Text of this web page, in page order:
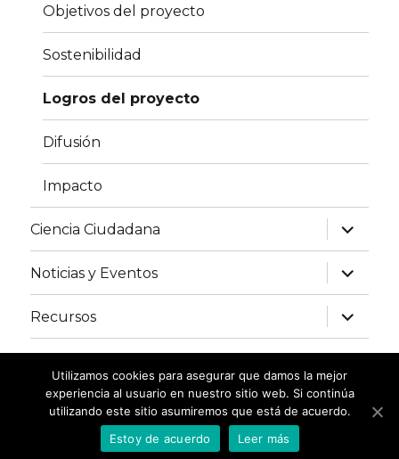
Objetivos del proyecto
Sostenibilidad
Logros del proyecto
Difusión
Impacto
Ciencia Ciudadana
expand
child
menu
Noticias y Eventos
expand
child
menu
Recursos
expand
child
menu
Club de Ciencia Ciudadana
Proudly powered by
Utilizamos cookies para asegurar que damos la mejor
experiencia al usuario en nuestro sitio web. Si continúa
utilizando este sitio asumiremos que está de acuerdo.
Estoy de acuerdo
Leer más